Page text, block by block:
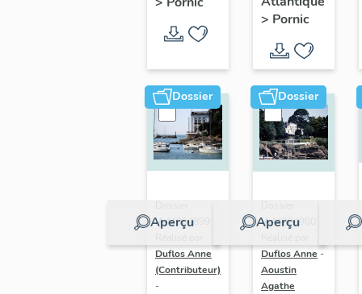
Biar, 104
rue de
la
Source
dite Ty
Mano, 8
rue
Léon-
Lenoir
> Pornic
Dossier
Aperçu
IA44004899 |
Duflos Anne
(Contributeur)
-
Dossier
Aperçu
IA44004900 |
Duflos Anne -
Aoustin
Agathe